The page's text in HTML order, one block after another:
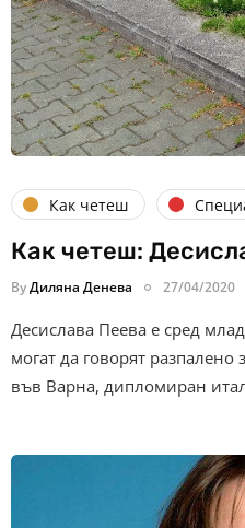
Как четеш
Как четеш:
ByДиляна Денева 27/04/2020
Десислава Пеева е сред
могат да говорят
във Варна, дипломиран